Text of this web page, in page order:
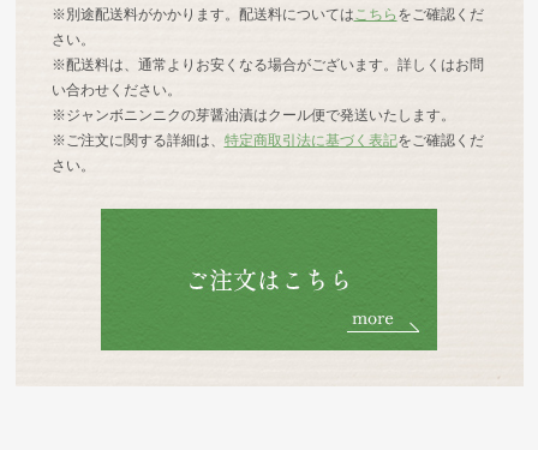
※別途配送料がかかります。配送料についてはこちら をご確認くだ
さい。
※配送料は、通常よりお安くなる場合がございます。詳しくはお問
い合わせください。
※ジャンボニンニクの芽醤油漬はクール便で発送いたします。
※ご注文に関する詳細は、 特定商取引法に基づく表記をご確認くだ
さい。